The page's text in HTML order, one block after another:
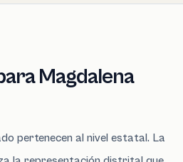
Magdalena
pertenecen al nivel estatal. La